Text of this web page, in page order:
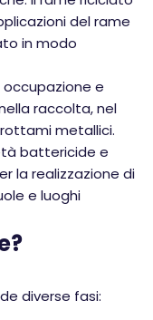
del rame
in modo
e
raccolta, nel
metallici.
battericide e
la realizzazione di
e luoghi
diverse fasi: